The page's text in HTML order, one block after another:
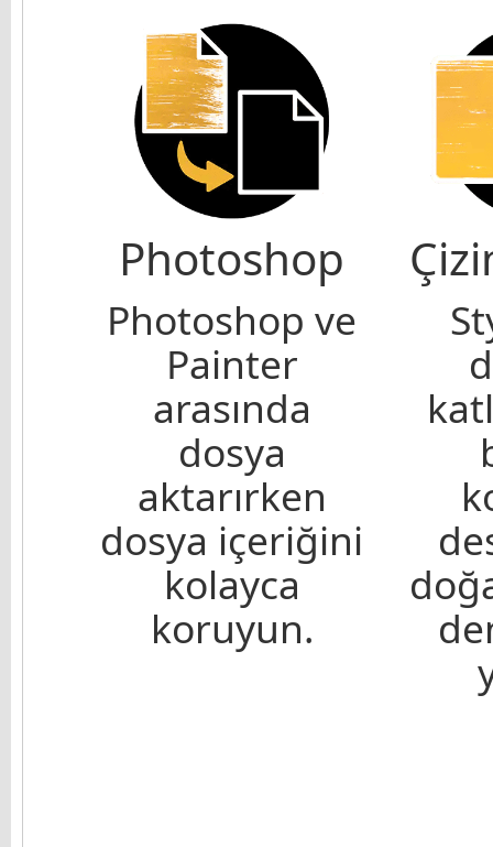
Photoshop
Photoshop ve
Painter
arasında
dosya
aktarırken
dosya içeriğini
kolayca
koruyun.